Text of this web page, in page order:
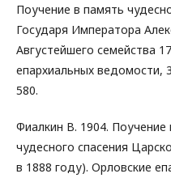
Поучение в память
Государя Императора
Августейшего семейства
епархиальных ведомости,
580.
Фиалкин В. 1904.
чудесного спасения
в 1888 году). Орловские